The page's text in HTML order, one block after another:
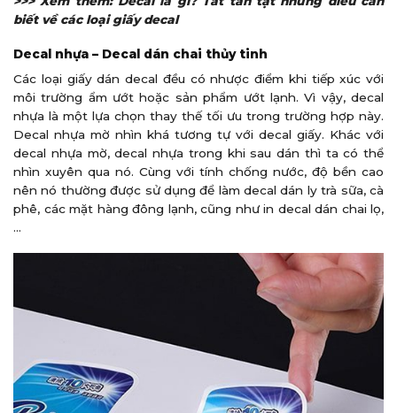
biết về các loại giấy decal
Decal nhựa – Decal dán chai thủy tinh
Các loại giấy dán decal đều có nhược điểm khi tiếp xúc với
môi trường ẩm ướt hoặc sản phẩm ướt lạnh. Vì vậy, decal
nhựa là một lựa chọn thay thế tối ưu trong trường hợp này.
Decal nhựa mờ nhìn khá tương tự với decal giấy. Khác với
decal nhựa mờ, decal nhựa trong khi sau dán thì ta có thể
nhìn xuyên qua nó. Cùng với tính chống nước, độ bền cao
nên nó thường được sử dụng để làm decal dán ly trà sữa, cà
phê, các mặt hàng đông lạnh, cũng như in decal dán chai lọ,
…